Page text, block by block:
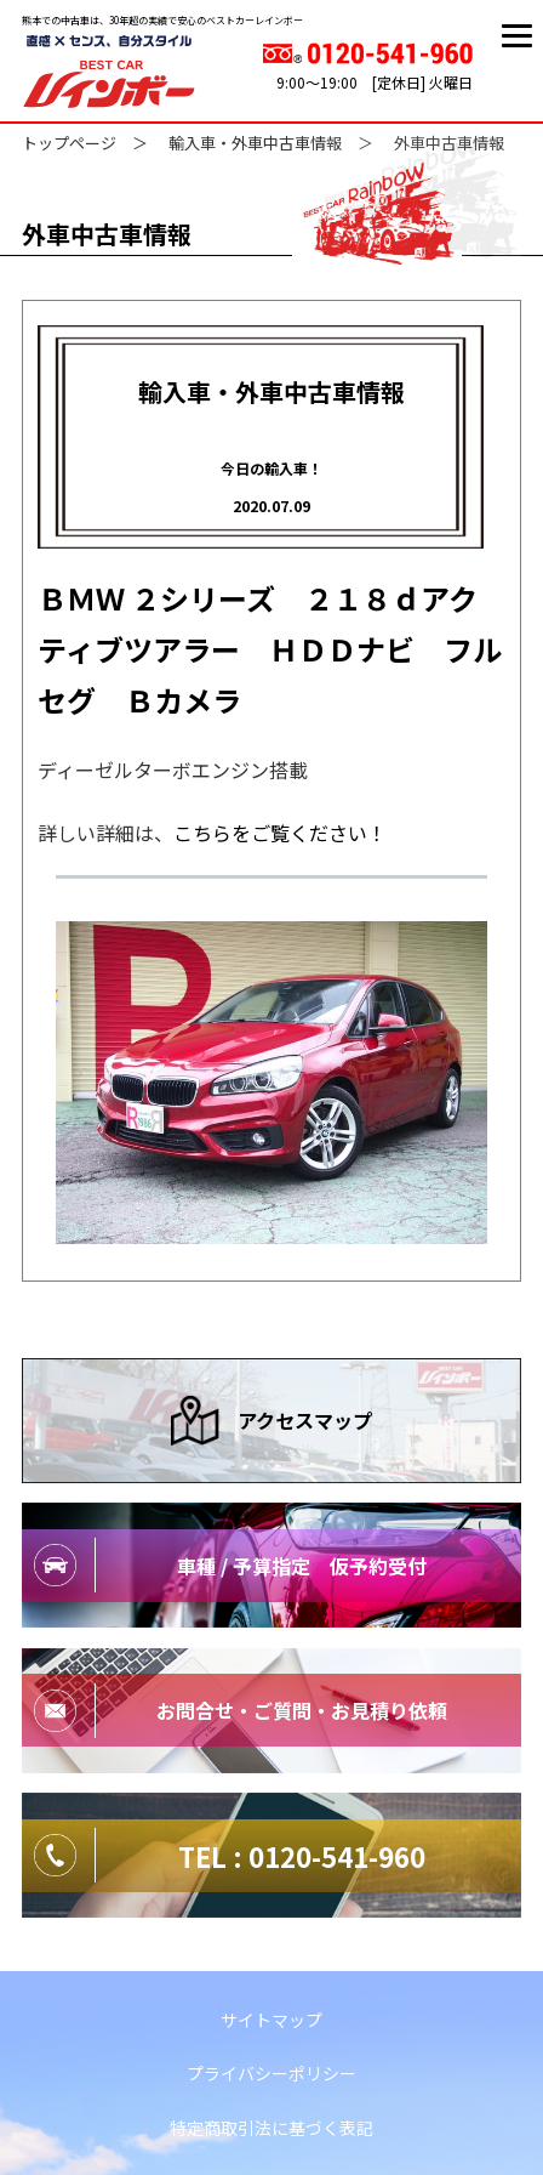
熊本での中古車は、30年超の実績で安心のベストカーレインボー
9:00～19:00 [定休日] 火曜日
トップページ 輸入車・外車中古車情報 外車中古車情報
外車中古車情報
輸入車・外車中古車情報
今日の輸入車！
2020.07.09
ＢＭＷ ２シリーズ
２１８ｄアク
ティブツアラー ＨＤＤナビ フル
セグ Ｂカメラ
ディーゼルターボエンジン搭載
詳しい詳細は、 こちらをご覧ください！
アクセスマップ
車種 / 予算指定 仮予約受付
お問合せ・ご質問・お見積り依頼
TEL : 0120-541-960
サイトマップ
プライバシーポリシー
特定商取引法に基づく表記